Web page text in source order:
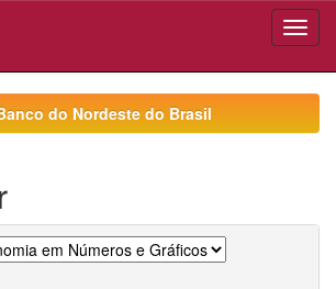
do Nordeste do Brasil